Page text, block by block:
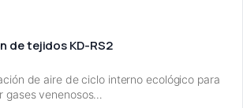
de tejidos KD-RS2
de aire de ciclo interno ecológico para
gases venenosos…